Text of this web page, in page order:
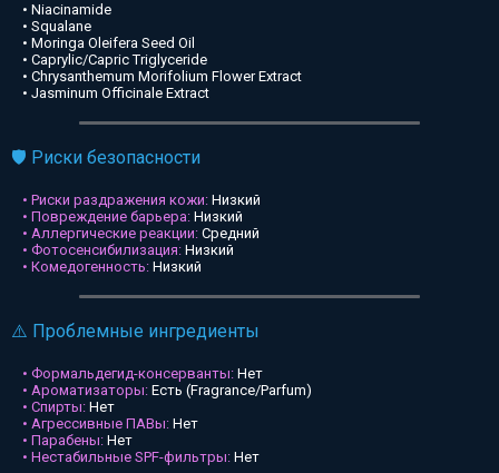
• Niacinamide
• Squalane
• Moringa Oleifera Seed Oil
• Caprylic/Capric Triglyceride
• Chrysanthemum Morifolium Flower Extract
• Jasminum Officinale Extract
🛡️ Риски безопасности
• Риски раздражения кожи: Низкий
• Повреждение барьера: Низкий
• Аллергические реакции: Средний
• Фотосенсибилизация: Низкий
• Комедогенность: Низкий
⚠️ Проблемные ингредиенты
• Формальдегид-консерванты: Нет
• Ароматизаторы: Есть (Fragrance/Parfum)
• Спирты: Нет
• Агрессивные ПАВы: Нет
• Парабены: Нет
• Нестабильные SPF-фильтры: Нет